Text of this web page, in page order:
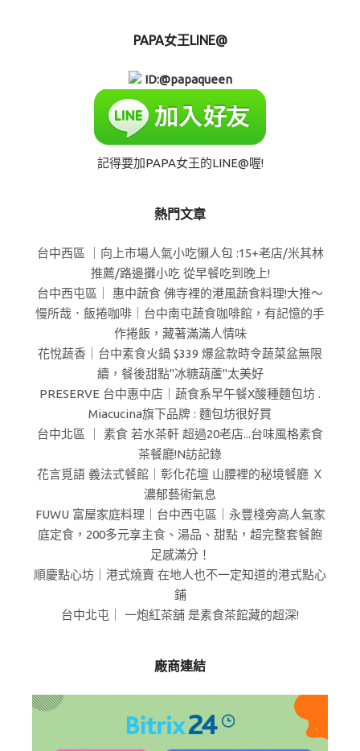
PAPA女王LINE@
ID:@papaqueen
記得要加PAPA女王的LINE@喔!
熱門文章
台中西區 ｜向上市場人氣小吃懶人包 :15+老店/米其林
推薦/路邊攤小吃 從早餐吃到晚上!
台中西屯區｜ 惠中蔬食 佛寺裡的港風蔬食料理!大推～
慢所哉．飯捲咖啡｜台中南屯蔬食咖啡館，有記憶的手
作捲飯，藏著滿滿人情味
花悅蔬香｜台中素食火鍋 $339 爆盆款時令蔬菜盆無限
續，餐後甜點"冰糖葫蘆"太美好
PRESERVE 台中惠中店｜蔬食系早午餐X酸種麵包坊 .
Miacucina旗下品牌 : 麵包坊很好買
台中北區 ｜ 素食 若水茶軒 超過20老店...台味風格素食
茶餐廳!N訪記錄
花言覓語 義法式餐館｜彰化花壇 山腰裡的秘境餐廳 Ｘ
濃郁藝術氣息
FUWU 富屋家庭料理｜台中西屯區｜永豐棧旁高人氣家
庭定食，200多元享主食、湯品、甜點，超完整套餐飽
足感滿分！
順慶點心坊｜港式燒賣 在地人也不一定知道的港式點心
鋪
台中北屯｜ 一炮紅茶舖 是素食茶館藏的超深!
廠商連結